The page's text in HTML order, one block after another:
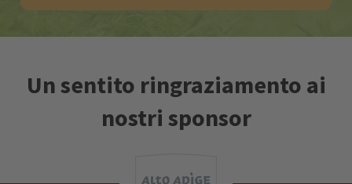
Un sentito ringraziamento ai
nostri sponsor